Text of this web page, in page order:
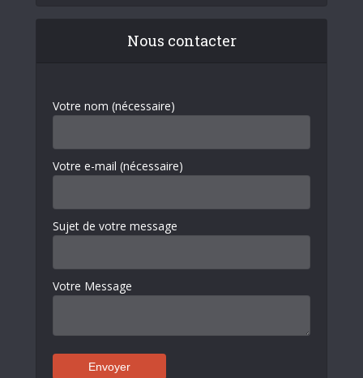
Nous contacter
Votre nom (nécessaire)
Votre e-mail (nécessaire)
Sujet de votre message
Votre Message